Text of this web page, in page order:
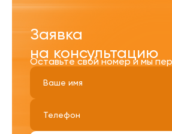
Заявка
на консультацию
Оставьте свой номер и мы